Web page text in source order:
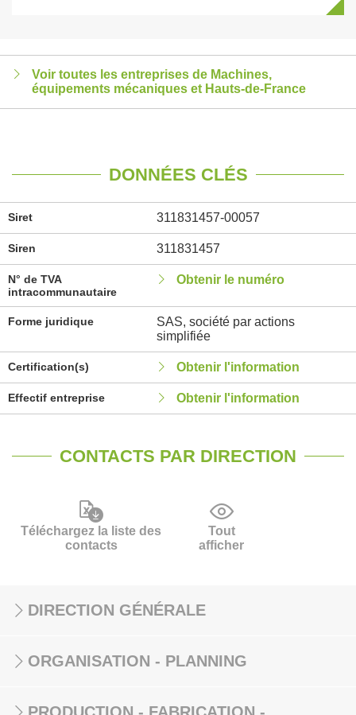
Voir toutes les entreprises de Machines,
équipements mécaniques et Hauts-de-France
DONNÉES CLÉS
Siret 311831457-00057
Siren 311831457
N° de TVA
intracommunautaire
Obtenir le numéro
Forme juridique
SAS, société par actions
simplifiée
Certification(s) Obtenir l'information
Effectif entreprise Obtenir l'information
CONTACTS PAR DIRECTION
Téléchargez la liste des
contacts
Tout
afficher
DIRECTION GÉNÉRALE
ORGANISATION - PLANNING